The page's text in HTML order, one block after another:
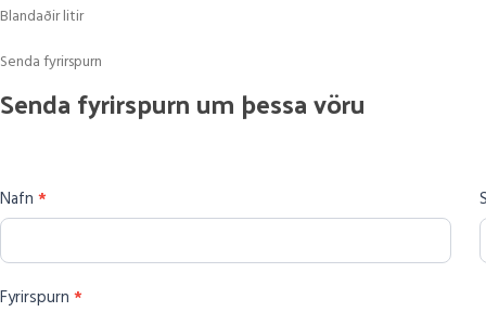
Blandaðir litir
Senda fyrirspurn
Senda
fyrirspurn
þessa
vöru
Senda fyrirspurn um þessa vöru
Nafn *
Fyrirspurn *